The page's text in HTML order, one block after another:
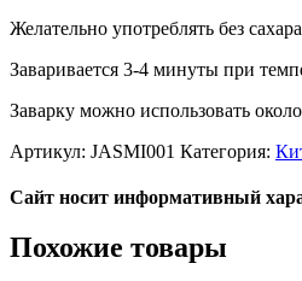
Желательно употреблять без
Заваривается 3-4 минуты при
Заварку можно использовать
Артикул: JASMI001 Категория:
Сайт носит информативный
Похожие товары